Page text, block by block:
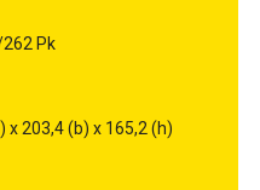
Pk
203,4 (b) x 165,2 (h)